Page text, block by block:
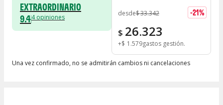
EXTRAORDINARIO
9.44 opiniones desde$33.342 -21%
$ 26.323
+$ 1.579gastos gestión
Una vez confirmado, no se admitirán cambios ni cancelaciones